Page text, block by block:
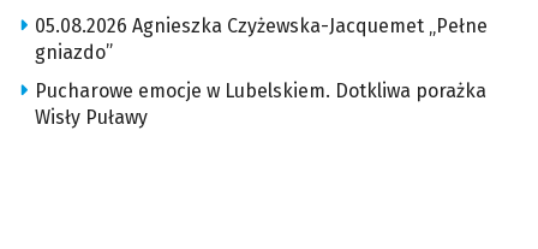
05.08.2026 Agnieszka Czyżewska-Jacquemet „Pełne
gniazdo”
Pucharowe emocje w Lubelskiem. Dotkliwa porażka
Wisły Puławy